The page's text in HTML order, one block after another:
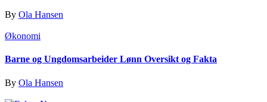
By Ola Hansen
Økonomi
Barne og Ungdomsarbeider Lønn Oversikt og Fakta
By Ola Hansen